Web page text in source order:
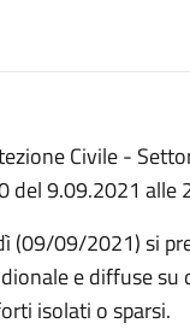
Civile -
del 9.09.2021
(09/09/2021) si
e diffuse
isolati o sparsi.